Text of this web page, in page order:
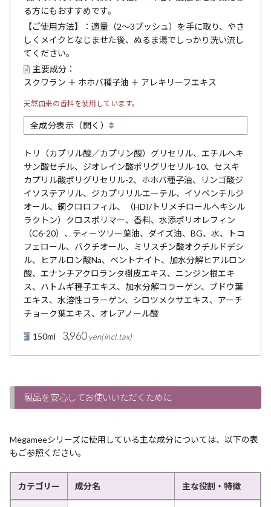
る方にもおすすめです。
【ご使用方法】：適量（2～3プッシュ）を手に取り、やさ
しくメイクとなじませた後、ぬるま湯でしっかり洗い流し
てください。
主要成分：
スクワラン ＋ ホホバ種子油 ＋ アレキリーフエキス
天然由来の香料を使用しています。
全成分表示（開く）
トリ（カプリル酸／カプリン酸）グリセリル、エチルヘキ
サン酸セチル、ジオレイン酸ポリグリセリル-10、セスキ
カプリル酸ポリグリセリル-2、ホホバ種子油、リンゴ酸ジ
イソステアリル、ジカプリリルエーテル、イソペンチルジ
オール、銅クロロフィル、（HDI/トリメチロールヘキシル
ラクトン）クロスポリマー、香料、水添ポリオレフィン
（C6-20）、ティーツリー葉油、ダイズ油、BG、水、トコ
フェロール、バクチオール、ミリスチン酸オクチルドデシ
ル、ヒアルロン酸Na、ベントナイト、加水分解ヒアルロン
酸、エナンチアクロランタ樹皮エキス、ニンジン根エキ
ス、ハトムギ種子エキス、加水分解コラーゲン、ブドウ葉
エキス、水溶性コラーゲン、シロツメクサエキス、アーチ
チョーク葉エキス、オレアノール酸
150ml 3,960
製品を安心してお使いいただくために
Megameeシリーズに使用している主な成分については、以下の表
もご参照ください。
カテゴリー 成分名 主な役割・特徴